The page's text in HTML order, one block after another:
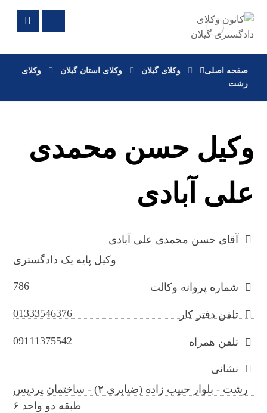
صفحه اصلی وکلای گیلان وکلای استان گیلان
وکلای
رشت
وکیل حسن محمدی
علی آبادی
آقای حسن محمدی علی آبادی
وکیل پایه یک دادگستری
شماره پروانه وکالت 786
تلفن دفتر کار 01333546376
تلفن همراه 09111375542
نشانی
رشت - بلوار حبیب زاده (ضیابری ۲) - ساختمان پردیس
طبقه دو واحد ۶